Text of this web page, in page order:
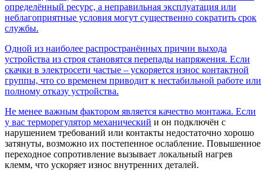
определённый ресурс, а неправильная эксплуатация или
неблагоприятные условия могут существенно сократить срок
службы.
Одной из наиболее распространённых причин выхода
устройства из строя становятся перепады напряжения. Если
скачки в электросети частые – ускоряется износ контактной
группы, что со временем приводит к нестабильной работе или
полному отказу устройства.
Не менее важным фактором является качество монтажа. Если
у вас терморегулятор механический и он подключён с
нарушением требований или контакты недостаточно хорошо
затянуты, возможно их постепенное ослабление. Повышенное
переходное сопротивление вызывает локальный нагрев
клемм, что ускоряет износ внутренних деталей.